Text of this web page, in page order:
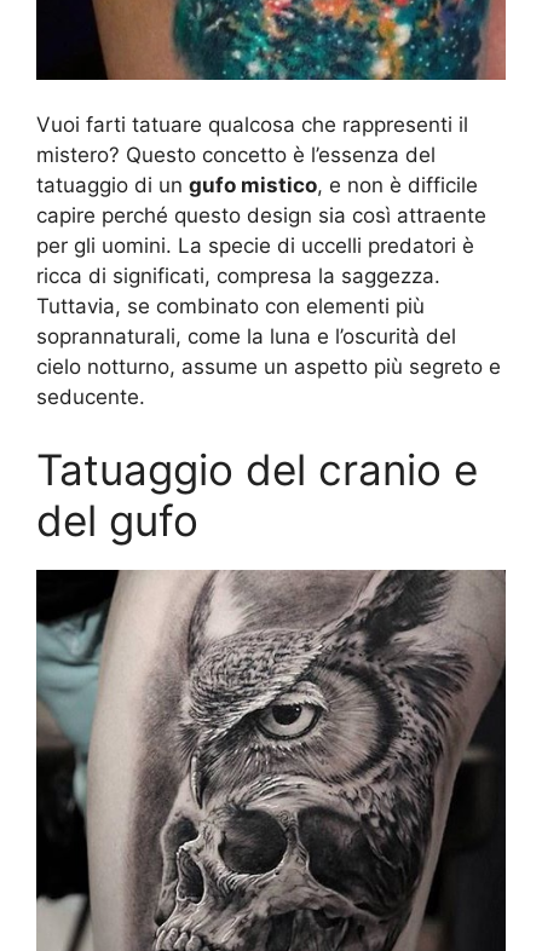
Vuoi farti tatuare qualcosa che rappresenti il
mistero? Questo concetto è l’essenza del
tatuaggio di un gufo mistico, e non è difficile
capire perché questo design sia così attraente
per gli uomini. La specie di uccelli predatori è
ricca di significati, compresa la saggezza.
Tuttavia, se combinato con elementi più
soprannaturali, come la luna e l’oscurità del
cielo notturno, assume un aspetto più segreto e
seducente.
Tatuaggio del cranio e
del gufo